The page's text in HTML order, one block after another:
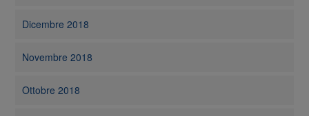
Dicembre 2018
Novembre 2018
Ottobre 2018